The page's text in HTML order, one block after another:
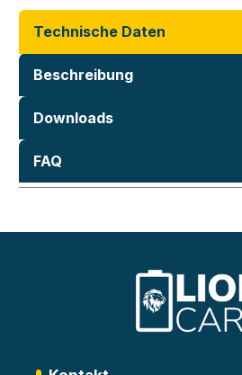
Technische Daten
Beschreibung
Downloads
FAQ